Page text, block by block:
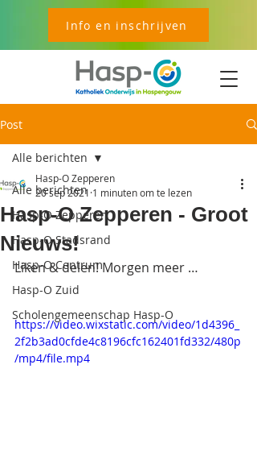
Info en inschrijven
Post
Alle berichten
Hasp-O Zepperen
Hasp-O Stadsrand
Hasp-O Centrum
Hasp-O Zuid
Scholengemeenschap Hasp-O
Alle berichten
Hasp-O Zepperen - Groot
Nieuws!
Hasp-O Zepperen
20 sep 2021 1 minuten om te lezen
Liken & delen! Morgen meer …
https://video.wixstatic.com/video/1d4396_
2f2b3ad0cfde4c8196cfc162401fd332/480p
/mp4/file.mp4